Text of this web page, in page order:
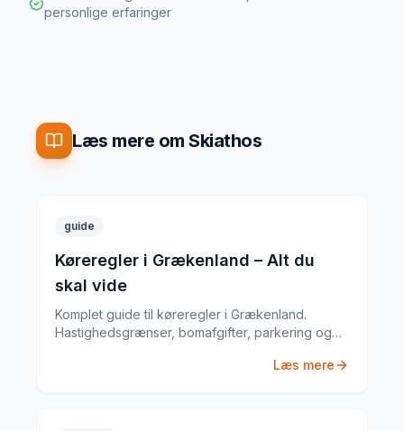
personlige erfaringer
Læs mere om Skiathos
guide
Køreregler i Grækenland – Alt du
skal vide
Komplet guide til køreregler i Grækenland.
Hastighedsgrænser, bomafgifter, parkering og
Læs mere